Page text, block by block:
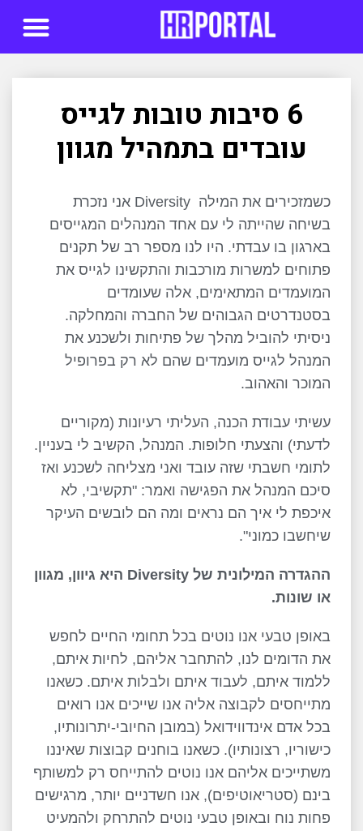
6 סיבות טובות לגייס
עובדים בתמהיל מגוון
כשמזכירים את המילה Diversity אני נזכרת
בשיחה שהייתה לי עם אחד המנהלים המגייסים
בארגון בו עבדתי. היו לנו מספר רב של תקנים
פתוחים למשרות מורכבות והתקשינו לגייס את
המועמדים המתאימים, אלה שעומדים
בסטנדרטים הגבוהים של החברה והמחלקה.
ניסיתי להוביל מהלך של פתיחות ולשכנע את
המנהל לגייס מועמדים שהם לא רק בפרופיל
המוכר והאהוב.
עשיתי עבודת הכנה, העליתי רעיונות (מקוריים
לדעתי) והצעתי חלופות. המנהל, הקשיב לי בעניין.
לתומי חשבתי שזה עובד ואני מצליחה לשכנע ואז
סיכם המנהל את הפגישה ואמר: "תקשיבי, לא
איכפת לי איך הם נראים ומה הם לובשים העיקר
שיחשבו כמוני".
ההגדרה המילונית של Diversity היא גיוון, מגוון
או שונות.
באופן טבעי אנו נוטים בכל תחומי החיים לחפש
את הדומים לנו, להתחבר אליהם, לחיות איתם,
ללמוד איתם, לעבוד איתם ולבלות איתם. כשאנו
מתייחסים לקבוצה אליה אנו שייכים אנו רואים
בכל אדם אינדווידואל (במובן החיובי-יתרונותיו,
כישוריו, רצונותיו). כשאנו בוחנים קבוצות שאיננו
משתייכים אליהם אנו נוטים להתייחס רק למשותף
בינם (סטריאוטיפים), אנו חשדניים יותר, מרגישים
פחות נוח ובאופן טבעי נוטים להתרחק ולהמעיט